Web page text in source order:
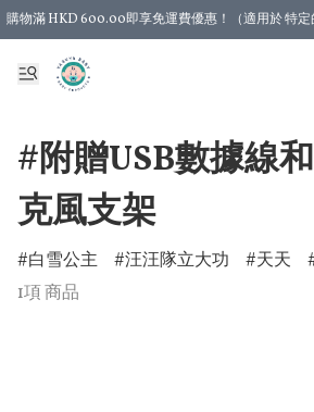
購物滿 HKD 600.00即享免運費優惠！（適用於 特定
#附贈USB數據線
克風支架
白雪公主 汪汪隊立大功 天天
1項 商品